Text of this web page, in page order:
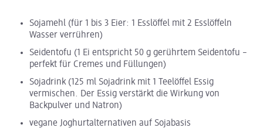
Sojamehl (für 1 bis 3 Eier: 1 Esslöffel mit 2 Esslöffeln
Wasser verrühren)
Seidentofu (1 Ei entspricht 50 g gerührtem Seidentofu –
perfekt für Cremes und Füllungen)
Sojadrink (125 ml Sojadrink mit 1 Teelöffel Essig
vermischen. Der Essig verstärkt die Wirkung von
Backpulver und Natron)
vegane Joghurtalternativen auf Sojabasis